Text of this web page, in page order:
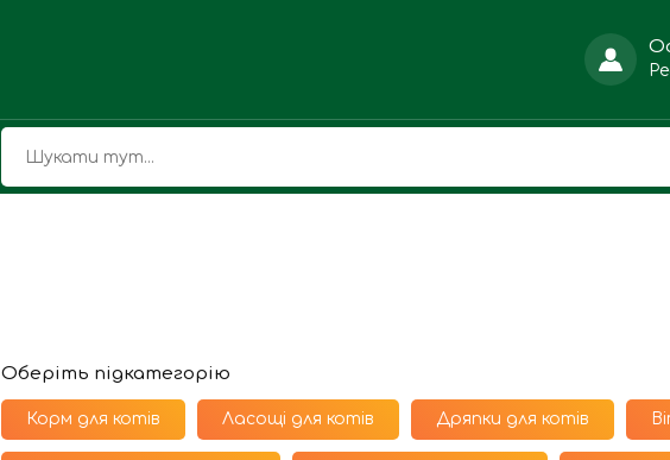
Оберіть підкатегорію
Корм для котiв Ласощі для котів Дряпки для котів